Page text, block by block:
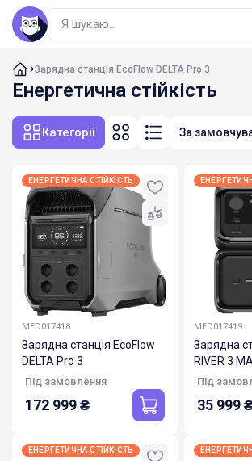
Зарядна станція EcoFlow DELTA Pro 3
Енергетична стійкість
Категорії За
ЕНЕРГЕТИЧНА СТІЙКІСТЬ
MED017418
Зарядна станція EcoFlow
DELTA Pro 3
Під замовлення
172 999₴
MED017419
Зарядна
RIVER 3
Під
35 999
ЕНЕРГЕТИЧНА СТІЙКІСТЬ